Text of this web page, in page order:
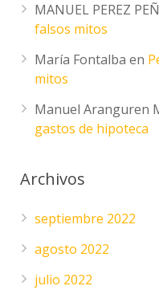
MANUEL PEREZ
falsos mitos
María Fontalba en
mitos
Manuel Aranguren
gastos de hipoteca
Archivos
septiembre 2022
agosto 2022
julio 2022